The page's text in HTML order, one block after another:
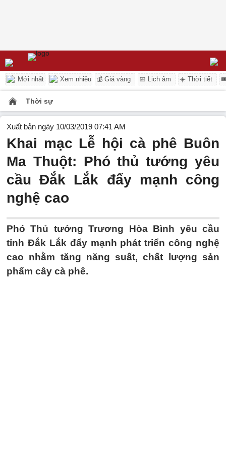
Mới nhất Xem nhiều 💰 Giá vàng 📅 Lịch âm ☀️ Thời tiết
Thời sự
Xuất bản ngày 10/03/2019 07:41 AM
Khai mạc Lễ hội cà phê Buôn
Ma Thuột: Phó thủ tướng yêu
cầu Đắk Lắk đẩy mạnh công
nghệ cao
Phó Thủ tướng Trương Hòa Bình yêu cầu
tỉnh Đắk Lắk đẩy mạnh phát triển công nghệ
cao nhằm tăng năng suất, chất lượng sản
phẩm cây cà phê.